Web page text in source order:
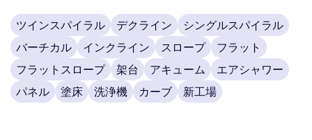
ツインスパイラル デクライン
シングルスパイラル
バーチカル
インクライン スロープ
フラット
フラットスロープ
架台 アキューム
エアシャワー
パネル
塗床 洗浄機 カーブ 新工場